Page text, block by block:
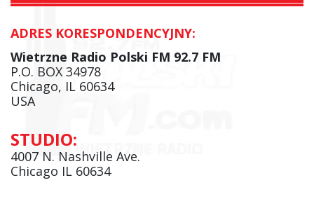
ADRES KORESPONDENCYJNY:
Wietrzne Radio Polski FM 92.7 FM
P.O. BOX 34978
Chicago, IL 60634
USA
STUDIO:
4007 N. Nashville Ave.
Chicago IL 60634